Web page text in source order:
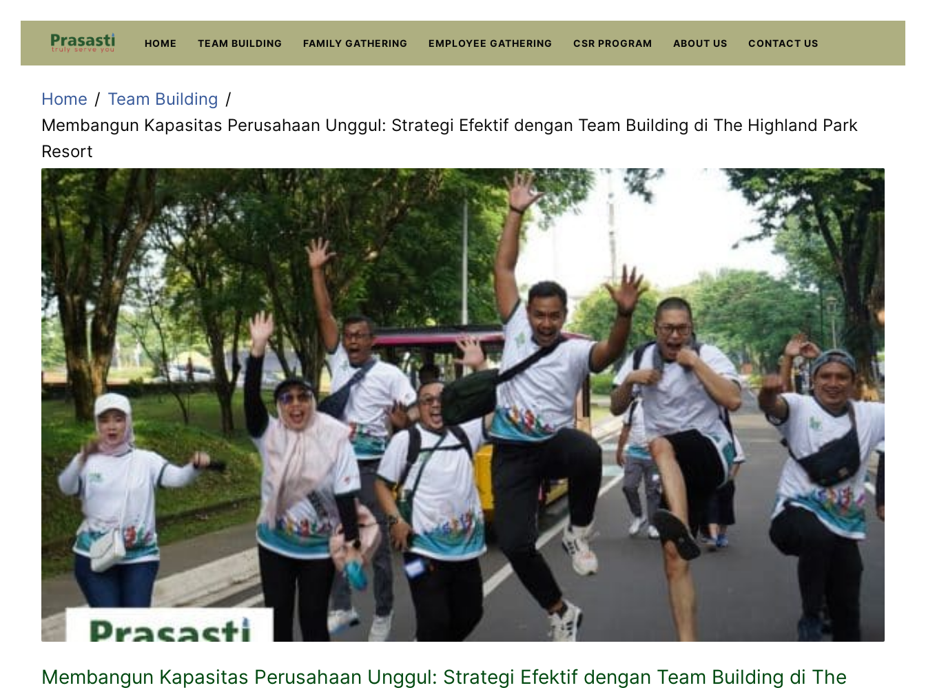
content
HOME TEAM BUILDING FAMILY GATHERING EMPLOYEE GATHERING CSR PROGRAM ABOUT US CONTACT US
Home
Team Building
Membangun Kapasitas Perusahaan Unggul: Strategi Efektif dengan Team Building di The Highland Park
Resort
Membangun Kapasitas Perusahaan Unggul: Strategi Efektif dengan Team Building di The